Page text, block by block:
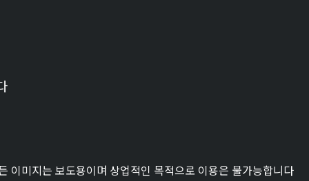
이미지는 보도용이며 상업적인 목적으로 이용은 불가능합니다